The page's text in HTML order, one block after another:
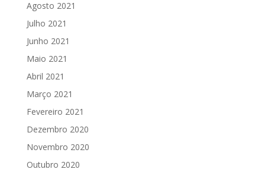
Agosto 2021
Julho 2021
Junho 2021
Maio 2021
Abril 2021
Março 2021
Fevereiro 2021
Dezembro 2020
Novembro 2020
Outubro 2020